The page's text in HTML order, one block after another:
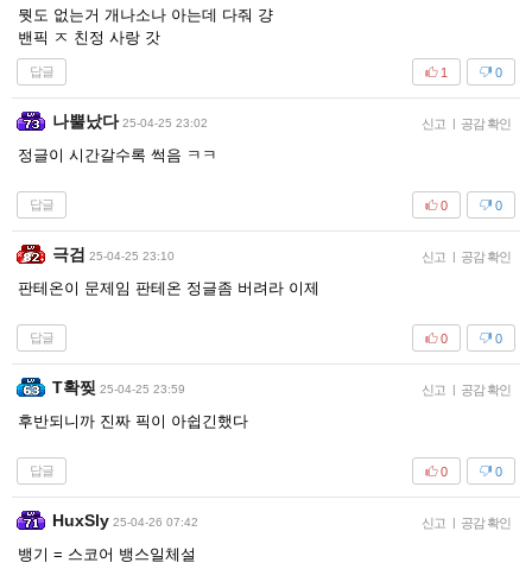
뭣도 없는거 개나소나 아는데 다줘 걍
밴픽 ㅈ 친정 사랑 갓
답글 0
1
나뿔났다 25-04-25 23:02 신고 | 공감 확인
정글이 시간갈수록 썩음 ㅋㅋ
답글 0
0
극검 25-04-25 23:10 신고 | 공감 확인
판테온이 문제임 판테온 정글좀 버려라 이제
답글 0
0
T확찢 25-04-25 23:59 신고 | 공감 확인
후반되니까 진짜 픽이 아쉽긴했다
답글 0
0
HuxSly 25-04-26 07:42 신고 | 공감 확인
뱅기 = 스코어 뱅스일체설